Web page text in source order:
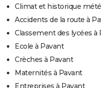
Climat et historique
Accidents de la route à
Classement des lycées à
Ecole à Pavant
Crèches à Pavant
Maternités à Pavant
Entreprises à Pavant